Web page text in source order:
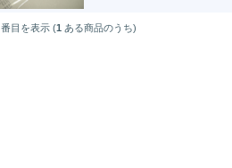
番目を表示 (1 ある商品のうち)